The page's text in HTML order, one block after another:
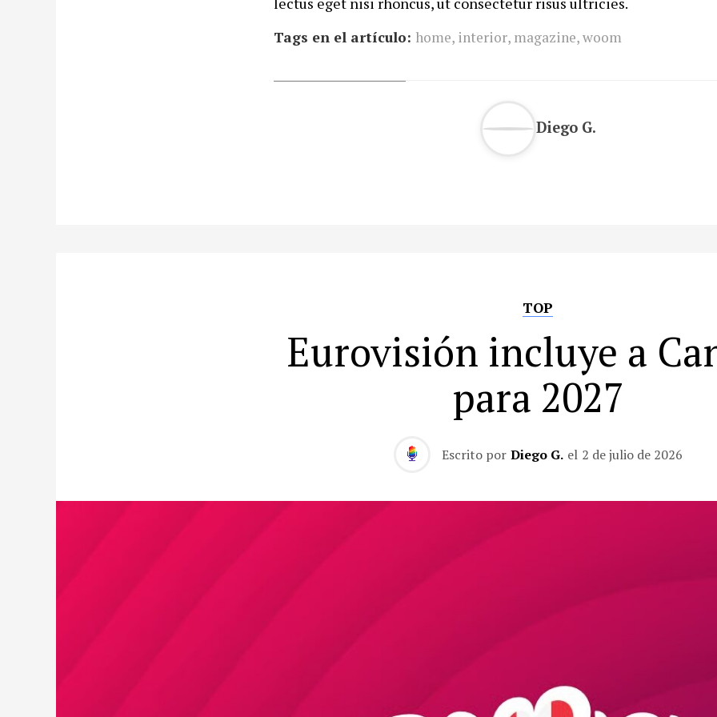
Tags en el artículo: home, interior, magazine,woom
Diego G.
TOP
Eurovisión incluye a
para 2027
Escrito por Diego G. el 2 de julio de 2026